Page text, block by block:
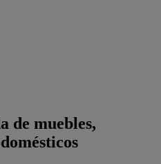
de muebles,